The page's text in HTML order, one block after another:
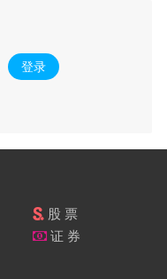
登录 。
股 票
证 券